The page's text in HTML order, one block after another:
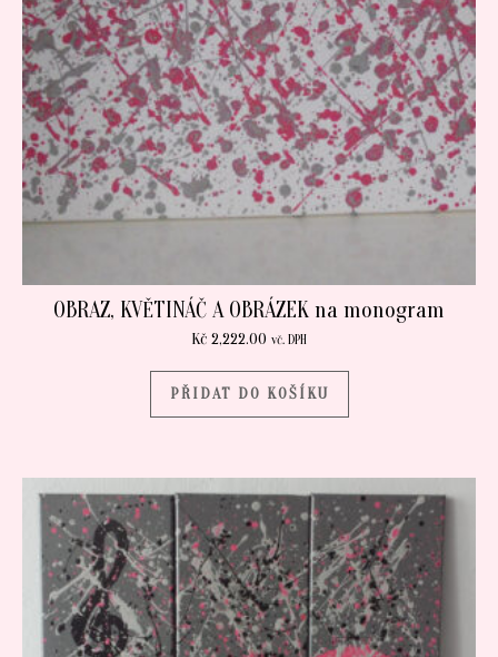
OBRAZ, KVĚTINÁČ A OBRÁZEK na monogram
Kč 2,222.00 vč. DPH
PŘIDAT DO KOŠÍKU